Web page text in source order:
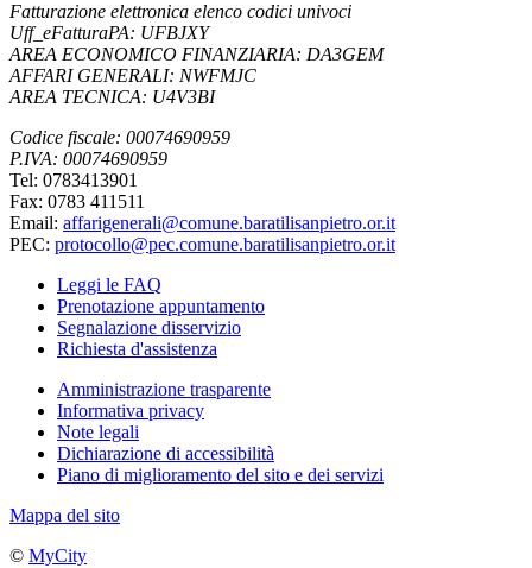
Fatturazione elettronica elenco codici univoci
Uff_eFatturaPA: UFBJXY
AREA ECONOMICO FINANZIARIA: DA3GEM
AFFARI GENERALI: NWFMJC
AREA TECNICA: U4V3BI
Codice fiscale: 00074690959
P.IVA: 00074690959
Tel: 0783413901
Fax: 0783 411511
Email: affarigenerali@comune.baratilisanpietro.or.it
PEC: protocollo@pec.comune.baratilisanpietro.or.it
Leggi le FAQ
Prenotazione appuntamento
Segnalazione disservizio
Richiesta d'assistenza
Amministrazione trasparente
Informativa privacy
Note legali
Dichiarazione di accessibilità
Piano di miglioramento del sito e dei servizi
Mappa del sito
© MyCity